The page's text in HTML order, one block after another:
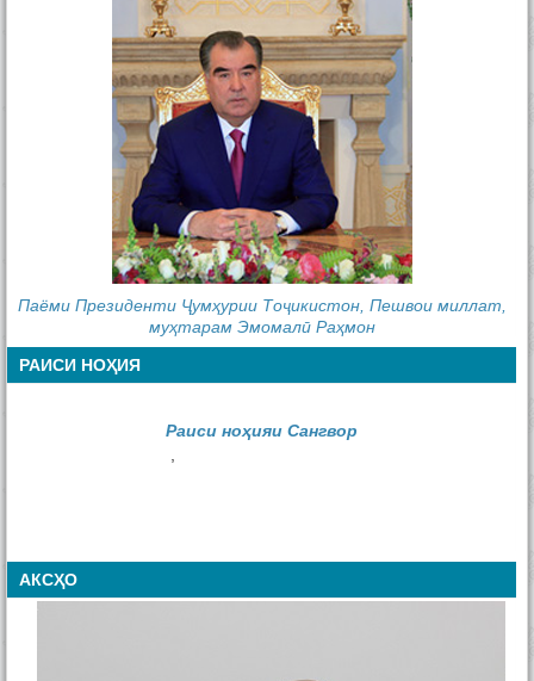
Паёми Президенти Ҷумҳурии Тоҷикистон, Пешвои миллат,
муҳтарам Эмомалӣ Раҳмон
РАИСИ НОҲИЯ
Раиси ноҳияи Сангвор
АКСҲО